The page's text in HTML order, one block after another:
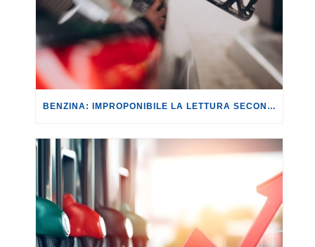
BENZINA: IMPROPONIBILE LA LETTURA SECONDO CUI PROROGARE IL TAGLIO DELLE ACCISE SIGNIFICA TASSARE TUTTI I CITTADINI.